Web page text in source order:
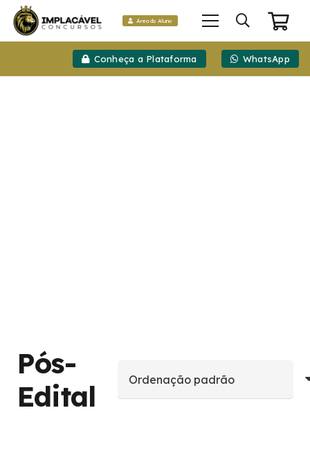
Área do Aluno
Conheça a Plataforma WhatsApp
Pós-
Edital